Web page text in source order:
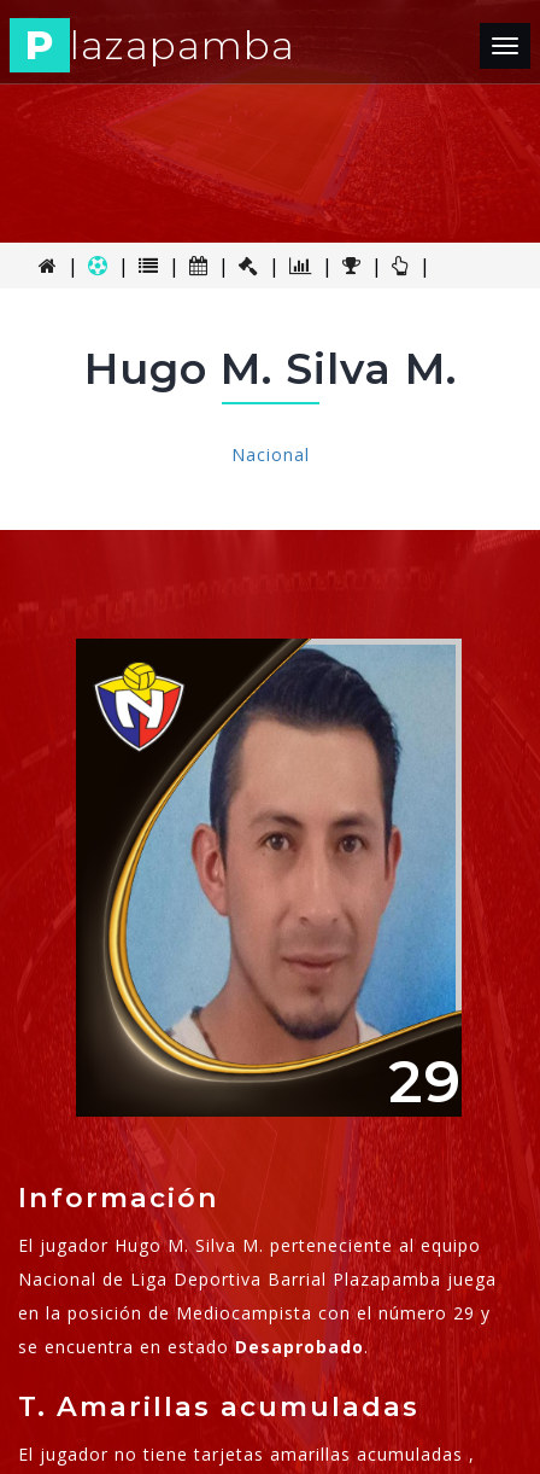
P lazapamba
| | | | | | | |
Hugo M. Silva M.
Nacional
29
Información
El jugador Hugo M. Silva M. perteneciente al equipo
Nacional de Liga Deportiva Barrial Plazapamba juega
en la posición de Mediocampista con el número 29 y
se encuentra en estadoDesaprobado.
T. Amarillas acumuladas
El jugador no tiene tarjetas amarillas acumuladas ,